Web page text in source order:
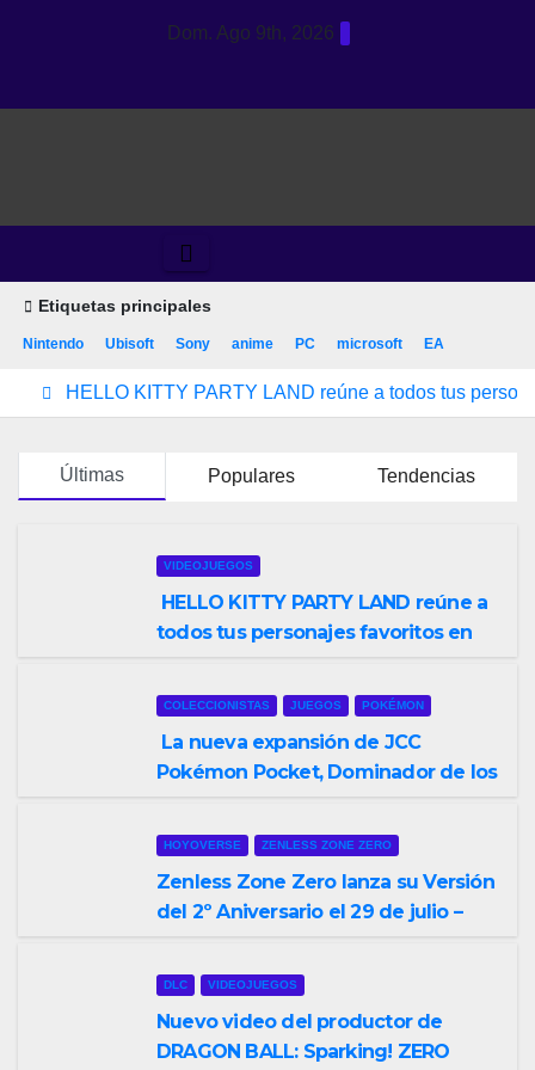
Dom. Ago 9th, 2026
Etiquetas principales
Nintendo Ubisoft Sony anime PC microsoft EA
HELLO KITTY PARTY LAND reúne a todos tus
Últimas Populares Tendencias
VIDEOJUEGOS
HELLO KITTY PARTY LAND reúne a
todos tus personajes favoritos en
las preventas digitales
COLECCIONISTAS JUEGOS POKÉMON
La nueva expansión de JCC
Pokémon Pocket, Dominador de los
HOYOVERSE ZENLESS ZONE ZERO
Zenless Zone Zero lanza su Versión
del 2º Aniversario el 29 de julio –
jugadores y nuevos personajes
DLC VIDEOJUEGOS
Nuevo video del productor de
DRAGON BALL: Sparking! ZERO